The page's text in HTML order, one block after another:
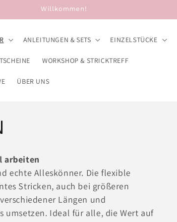
Willkommen!
ANLEITUNGEN & SETS EINZELSTÜCKE
WORKSHOP & STRICKTREFF
ÜBER UNS
arbeiten
echte Alleskönner. Die flexible
Stricken, auch bei größeren
Längen und
umsetzen. Ideal für alle, die Wert auf